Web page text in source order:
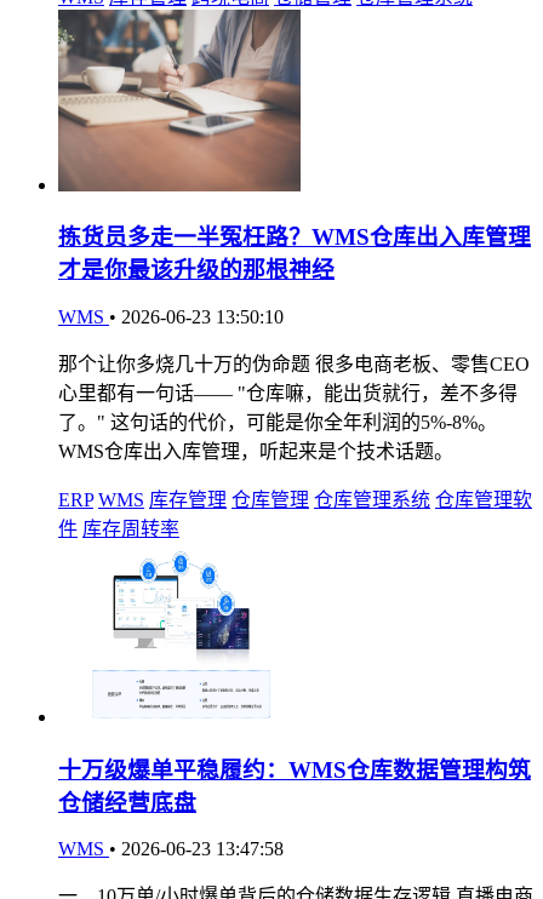
拣货员多走一半冤枉路？WMS仓库出入库管理
才是你最该升级的那根神经
WMS • 2026-06-23 13:50:10
那个让你多烧几十万的伪命题 很多电商老板、零售CEO
心里都有一句话—— "仓库嘛，能出货就行，差不多得
了。" 这句话的代价，可能是你全年利润的5%-8%。
WMS仓库出入库管理，听起来是个技术话题。
ERP WMS 库存管理 仓库管理 仓库管理系统 仓库管理软
件 库存周转率
十万级爆单平稳履约：WMS仓库数据管理构筑
仓储经营底盘
WMS • 2026-06-23 13:47:58